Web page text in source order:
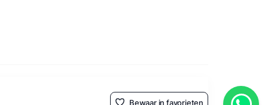
Bewaar in favorieten